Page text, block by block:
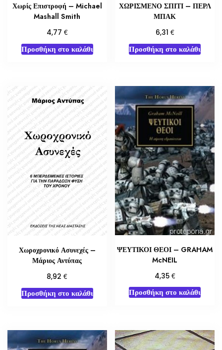
Χωρίς Επιστροφή – Michael
Mashall Smith
4,77 €
Προσθήκη στο καλάθι
ΧΩΡΙΣΜΕΝΟ ΣΠΙΤΙ – ΠΕΡΛ
ΜΠΑΚ
6,31 €
Προσθήκη στο καλάθι
Χωροχρονικό Ασυνεχές –
Μάριος Αντύπας
8,92€
Προσθήκη στο καλάθι
ΨΕΥΤΙΚΟΙ ΘΕΟΙ – GRAHAM
McNEIL
4,35 €
Προσθήκη στο καλάθι